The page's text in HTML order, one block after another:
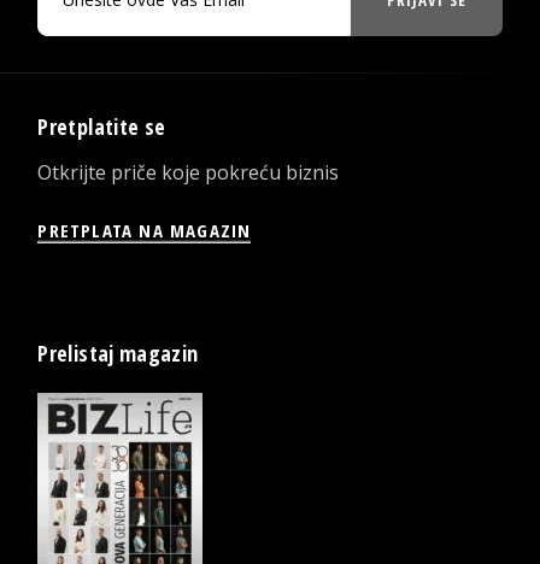
Pretplatite se
Otkrijte priče koje pokreću biznis
PRETPLATA NA MAGAZIN
Prelistaj magazin